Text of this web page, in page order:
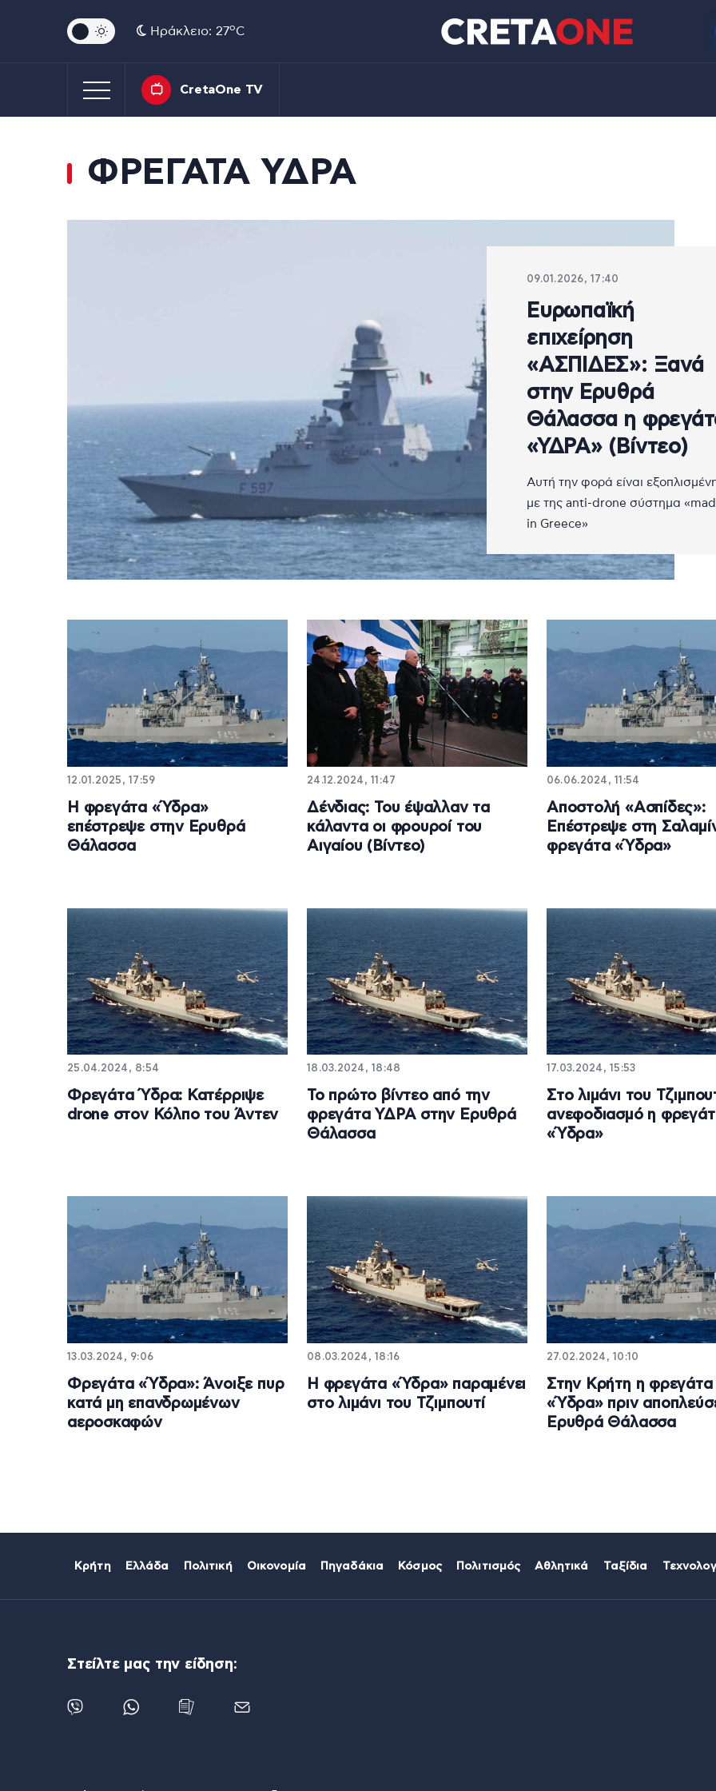
Ηράκλειο: 27oC
CretaOne TV
ΦΡΕΓΑΤΑ ΥΔΡΑ
09.01.2026, 17:40
Ευρωπαϊκή
επιχείρηση
«ΑΣΠΙΔΕΣ»: Ξανά
στην Ερυθρά
Θάλασσα η
«ΥΔΡΑ» (Βίντεο)
Αυτή την φορά είναι
με της anti-drone σύστημα
in Greece»
12.01.2025, 17:59
Η φρεγάτα «Ύδρα»
επέστρεψε στην Ερυθρά
Θάλασσα
24.12.2024, 11:47
Δένδιας: Του έψαλλαν τα
κάλαντα οι φρουροί του
Αιγαίου (Βίντεο)
06.06.2024, 11:54
Αποστολή «Ασπίδες»:
Επέστρεψε στη
φρεγάτα «Ύδρα»
25.04.2024, 8:54
Φρεγάτα Ύδρα: Κατέρριψε
drone στον Κόλπο του Άντεν
18.03.2024, 18:48
Το πρώτο βίντεο από την
φρεγάτα ΥΔΡΑ στην Ερυθρά
Θάλασσα
17.03.2024, 15:53
Στο λιμάνι του
ανεφοδιασμό η
«Ύδρα»
13.03.2024, 9:06
Φρεγάτα «Ύδρα»: Άνοιξε πυρ
κατά μη επανδρωμένων
αεροσκαφών
08.03.2024, 18:16
Η φρεγάτα «Ύδρα» παραμένει
στο λιμάνι του Τζιμπουτί
27.02.2024, 10:10
Στην Κρήτη η φρεγάτα
«Ύδρα» πριν
Ερυθρά Θάλασσα
Κρήτη Ελλάδα Πολιτική Οικονομία Πηγαδάκια Κόσμος Πολιτισμός Αθλητικά Ταξίδια
Στείλτε μας την είδηση: